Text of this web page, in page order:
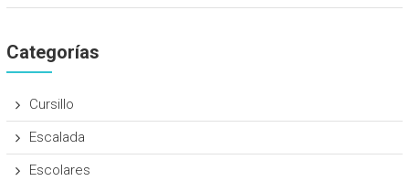
Categorías
Cursillo
Escalada
Escolares